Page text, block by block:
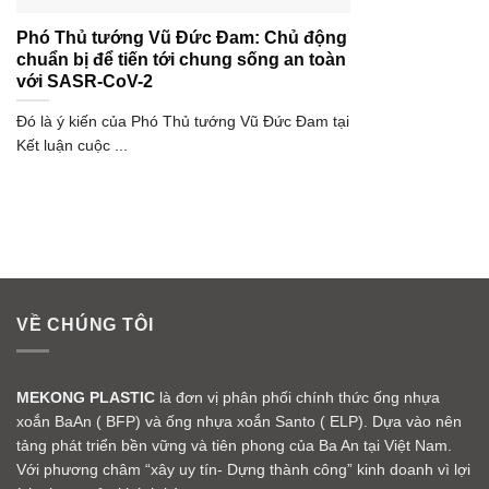
Phó Thủ tướng Vũ Đức Đam: Chủ động
chuẩn bị để tiến tới chung sống an toàn
với SASR-CoV-2
Đó là ý kiến của Phó Thủ tướng Vũ Đức Đam tại
Kết luận cuộc ...
VỀ CHÚNG TÔI
MEKONG PLASTIC là đơn vị phân phối chính thức ống nhựa
xoắn BaAn ( BFP) và ống nhựa xoắn Santo ( ELP). Dựa vào nên
tảng phát triển bền vững và tiên phong của Ba An tại Việt Nam.
Với phương châm “xây uy tín- Dựng thành công” kinh doanh vì lợi